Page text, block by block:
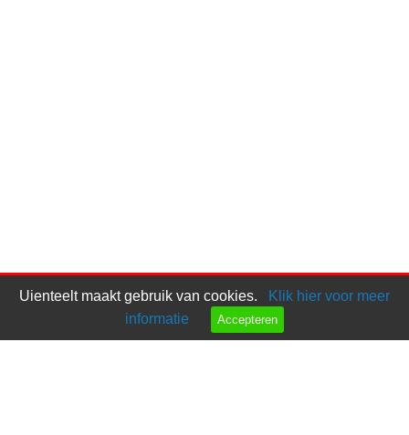
Uienteelt maakt gebruik van cookies.
Klik hier voor meer
informatie
Accepteren